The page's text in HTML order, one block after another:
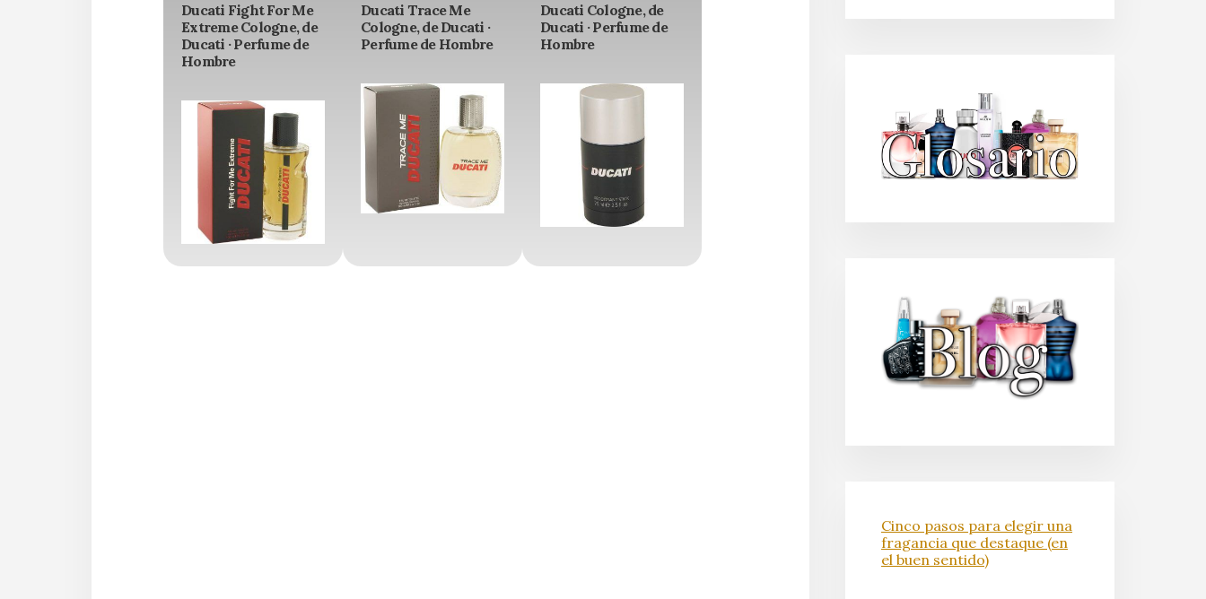
Ducati Fight For Me
Extreme Cologne, de
Ducati · Perfume de
Hombre
Ducati Trace Me
Cologne, de Ducati ·
Perfume de Hombre
Ducati Cologne, de
Ducati · Perfume de
Hombre
Cinco pasos para elegir una
fragancia que destaque (en
el buen sentido)